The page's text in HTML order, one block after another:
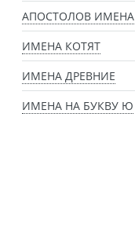
АПОСТОЛОВ ИМЕНА
ИМЕНА КОТЯТ
ИМЕНА ДРЕВНИЕ
ИМЕНА НА БУКВУ Ю